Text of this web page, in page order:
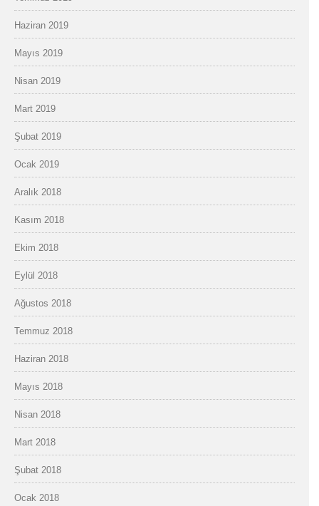
Haziran 2019
Mayıs 2019
Nisan 2019
Mart 2019
Şubat 2019
Ocak 2019
Aralık 2018
Kasım 2018
Ekim 2018
Eylül 2018
Ağustos 2018
Temmuz 2018
Haziran 2018
Mayıs 2018
Nisan 2018
Mart 2018
Şubat 2018
Ocak 2018